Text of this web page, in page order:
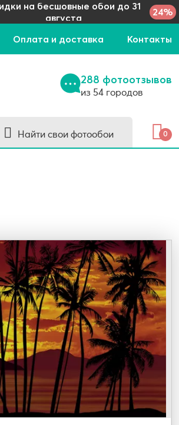
на бесшовные обои до 31
августа
24%
Оплата и доставка Контакты
288 фотоотзывов
из 54 городов
Найти свои фотообои 0